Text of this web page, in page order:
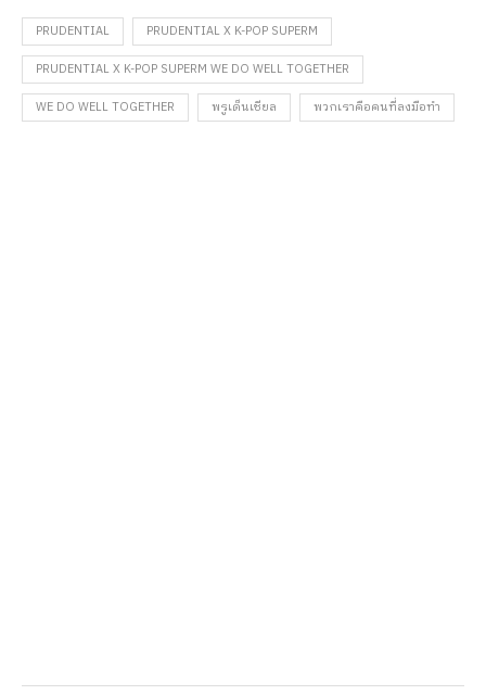
PRUDENTIAL
PRUDENTIAL X K-POP SUPERM
PRUDENTIAL X K-POP SUPERM WE DO WELL TOGETHER
WE DO WELL TOGETHER
พรูเด็นเชียล พวกเราคือคนที่ลงมือทำ